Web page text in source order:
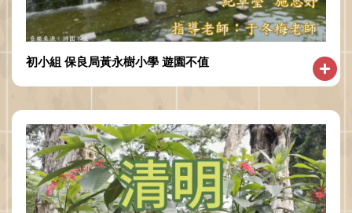
初小組 保良局黃永樹小學 遊園不值